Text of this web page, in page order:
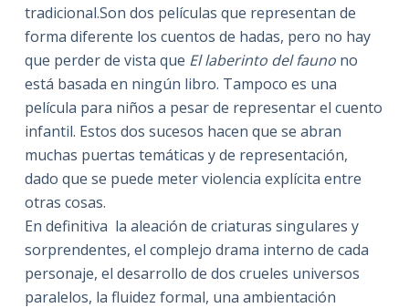
tradicional.Son dos películas que representan de
forma diferente los cuentos de hadas, pero no hay
que perder de vista que El laberinto del faunono
está basada en ningún libro. Tampoco es una
película para niños a pesar de representar el cuento
infantil. Estos dos sucesos hacen que se abran
muchas puertas temáticas y de representación,
dado que se puede meter violencia explícita entre
otras cosas.
En definitiva la aleación de criaturas singulares y
sorprendentes, el complejo drama interno de cada
personaje, el desarrollo de dos crueles universos
paralelos, la fluidez formal, una ambientación